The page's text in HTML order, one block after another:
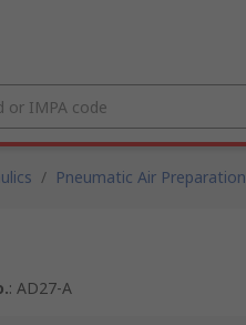
/ Pneumatic Air Preparation
: AD27-A